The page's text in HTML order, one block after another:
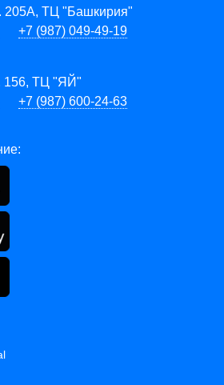
205А, ТЦ "Башкирия"
+7 (987) 049-49-19
156, ТЦ "ЯЙ"
+7 (987) 600-24-63